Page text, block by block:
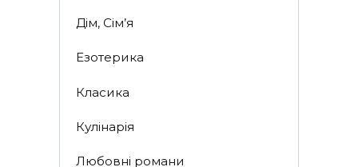
Дім, Сім’я
Езотерика
Класика
Кулінарія
Любовні романи